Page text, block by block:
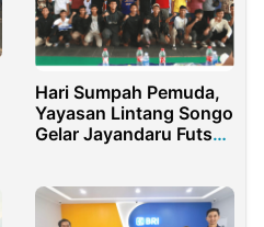
Hari Sumpah Pemuda,
Yayasan Lintang Songo
Gelar Jayandaru Futsal